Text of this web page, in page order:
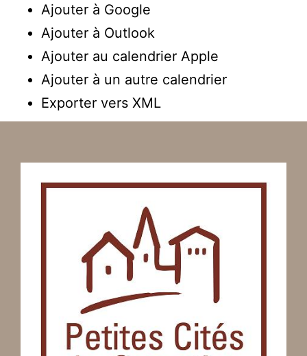
Ajouter à Google
Ajouter à Outlook
Ajouter au calendrier Apple
Ajouter à un autre calendrier
Exporter vers XML